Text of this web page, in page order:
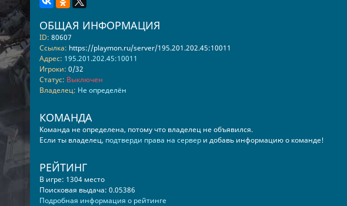
ОБЩАЯ ИНФОРМАЦИЯ
ID: 80607
Ссылка: https://playmon.ru/server/195.201.202.45:10011
Адрес: 195.201.202.45:10011
Игроки: 0/32
Статус: Выключен
Владелец: Не определён
КОМАНДА
Команда не определена, потому что владелец не объявился.
Если ты владелец, подтверди права на сервери добавь информацию о команде!
РЕЙТИНГ
В игре: 1304 место
Поисковая выдача: 0.05386
Подробная информация о рейтинге